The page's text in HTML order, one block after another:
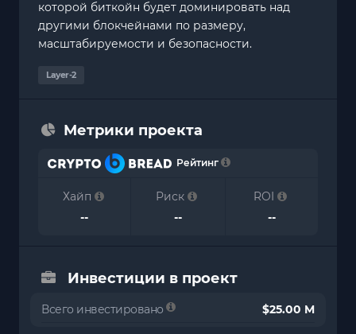
которой биткойн будет доминировать над
другими блокчейнами по размеру,
масштабируемости и безопасности.
Layer-2
Метрики проекта
Рейтинг
Хайп
--
Риск
--
ROI
--
Инвестиции в проект
Всего инвестировано $25.00 M